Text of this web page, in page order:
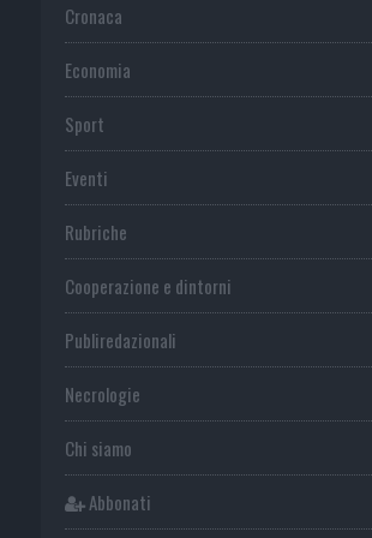
Cronaca
Economia
Sport
Eventi
Rubriche
Cooperazione e dintorni
Publiredazionali
Necrologie
Chi siamo
Abbonati